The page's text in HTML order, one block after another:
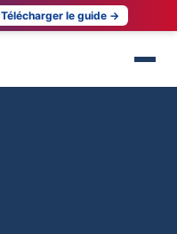
Télécharger le guide →